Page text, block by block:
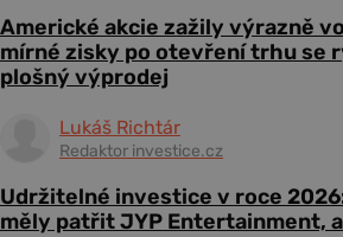
Americké akcie zažily výrazně
mírné zisky po otevření trhu se
plošný výprodej
Lukáš Richtár
Redaktor investice.cz
Udržitelné investice v roce
měly patřit JYP Entertainment,